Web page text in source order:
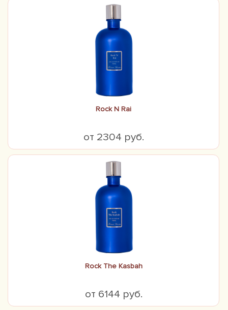
Rock N Rai
от 2304 руб.
Rock The Kasbah
от 6144 руб.